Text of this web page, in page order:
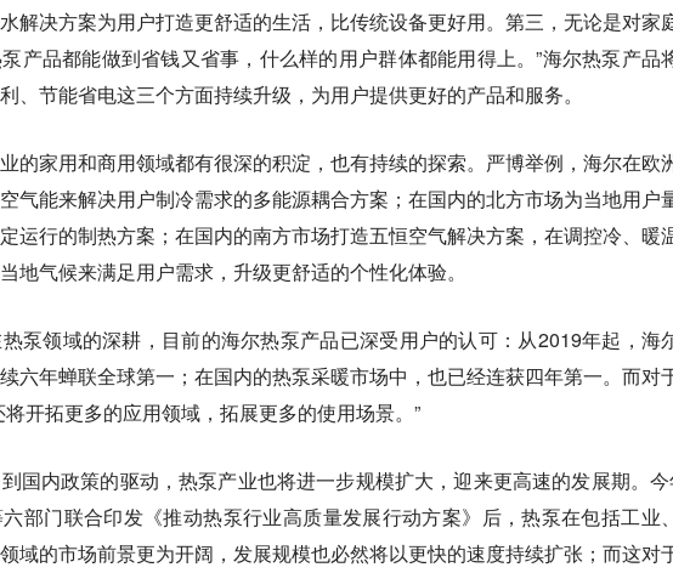
解决方案为用户打造更舒适的生活，比传统设备更好用。第三，无论是对家
产品都能做到省钱又省事，什么样的用户群体都能用得上。”海尔热泵产品
、节能省电这三个方面持续升级，为用户提供更好的产品和服务。
的家用和商用领域都有很深的积淀，也有持续的探索。严博举例，海尔在欧
气能来解决用户制冷需求的多能源耦合方案；在国内的北方市场为当地用户
运行的制热方案；在国内的南方市场打造五恒空气解决方案，在调控冷、暖
地气候来满足用户需求，升级更舒适的个性化体验。
泵领域的深耕，目前的海尔热泵产品已深受用户的认可：从2019年起，海
六年蝉联全球第一；在国内的热泵采暖市场中，也已经连获四年第一。而对
开拓更多的应用领域，拓展更多的使用场景。”
国内政策的驱动，热泵产业也将进一步规模扩大，迎来更高速的发展期。
部门联合印发《推动热泵行业高质量发展行动方案》后，热泵在包括工业
域的市场前景更为开阔，发展规模也必然将以更快的速度持续扩张；而这对